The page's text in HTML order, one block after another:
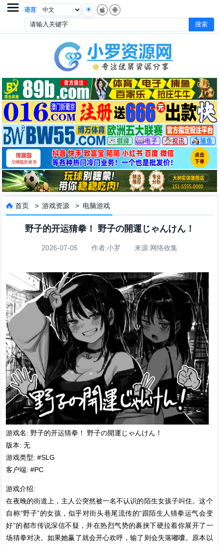
语言

 首页 >游戏资源 > 电脑游戏
野子的开运猜拳！ 野子の開運じゃんけん！
2026-07-05 作者:小罗 来源:网络收集
游戏名: 野子的开运猜拳！ 野子の開運じゃんけん！
版本: 无
游戏类型: #SLG
客户端: #PC
游戏介绍:
在夜晚的街道上，主人公突然被一名不认识的陌生女孩子叫住。这个
自称“野子”的女孩，似乎对街头巷尾流传的“跟陌生人猜拳运气会变
好”的都市传说深信不疑，并在热烈气势的裹挟下硬拉着你展开了一
场猜拳对决。如果她赢了就会开心欢呼，输了则会失落嘟囔。原本以